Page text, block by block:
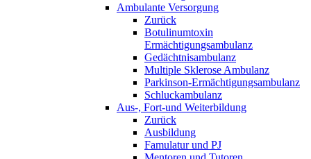
Ambulante Versorgung
Zurück
Botulinumtoxin
Ermächtigungsambulanz
Gedächtnisambulanz
Multiple Sklerose Ambulanz
Parkinson-Ermächtigungsambulanz
Schluckambulanz
Aus-, Fort-und Weiterbildung
Zurück
Ausbildung
Famulatur und PJ